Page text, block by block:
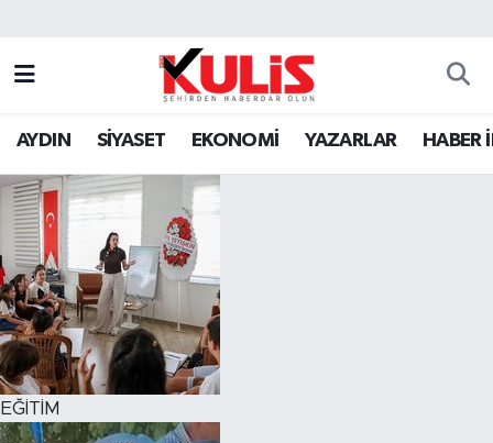
AYDIN SİYASET EKONOMİ YAZARLAR HABER
EĞİTİM